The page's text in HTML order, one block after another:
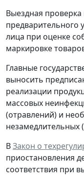
Выездная проверка
предварительного
лица при оценке
маркировке
Главные
выносить
реализации
массовых
(отравлений) и
незамедлительных
ВЗакон о
приостановления
соответствия при